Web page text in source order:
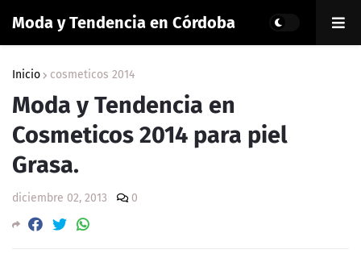
Moda y Tendencia en Córdoba
Inicio cosmeticos 2014
Moda y Tendencia en
Cosmeticos 2014 para piel
Grasa.
diciembre 02, 2013 0